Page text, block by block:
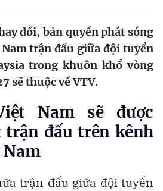
đổi, bản quyền phát sóng
trận đấu giữa đội tuyển
trong khuôn khổ vòng
sẽ thuộc về VTV.
Nam sẽ được
đấu trên kênh
Nam
trận đấu giữa đội tuyển